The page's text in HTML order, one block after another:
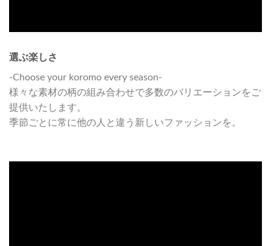
選ぶ楽しさ
-Choose your koromo every season-
様々な素材の柄の組み合わせで多数のバリエーションをご
提供いたします。
季節ごとに常に他の人と違う新しいファッションを。